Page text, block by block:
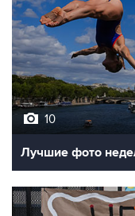
10
Лучшие фото